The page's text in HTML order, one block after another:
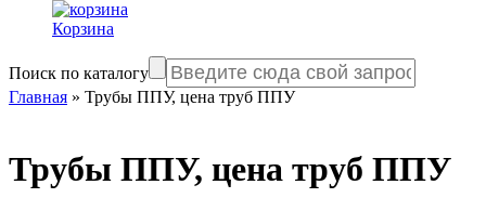
Корзина
Поиск по каталогу
Главная » Трубы ППУ, цена труб ППУ
Трубы ППУ, цена труб ППУ